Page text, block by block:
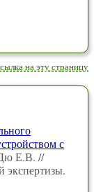
на эту страницу
с
Е.В. //
экспертизы.